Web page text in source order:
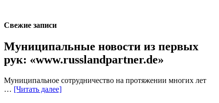
Свежие записи
Муниципальные новости из первых
рук: «www.russlandpartner.de»
Муниципальное сотрудничество на протяжении многих лет
… [Читать далее]